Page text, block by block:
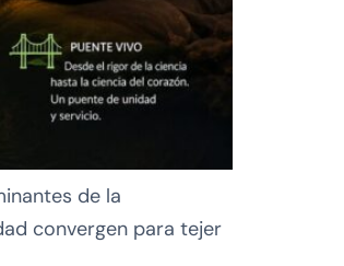
de la
convergen para tejer